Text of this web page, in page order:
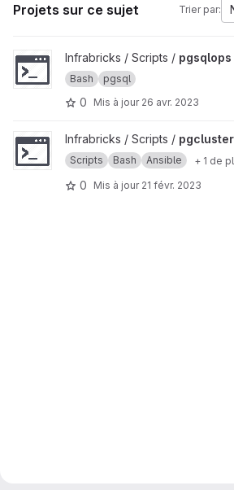
Projets sur ce sujet Trier par:
Afficher le projet pgsqlops
Infrabricks / Scripts / pgsqlops
Bash pgsql
0 Mis à jour 26 avr. 2023
Afficher le projet pgcluster-deploy
Infrabricks / Scripts /
Scripts Bash Ansible + 1 de
0 Mis à jour 21 févr. 2023